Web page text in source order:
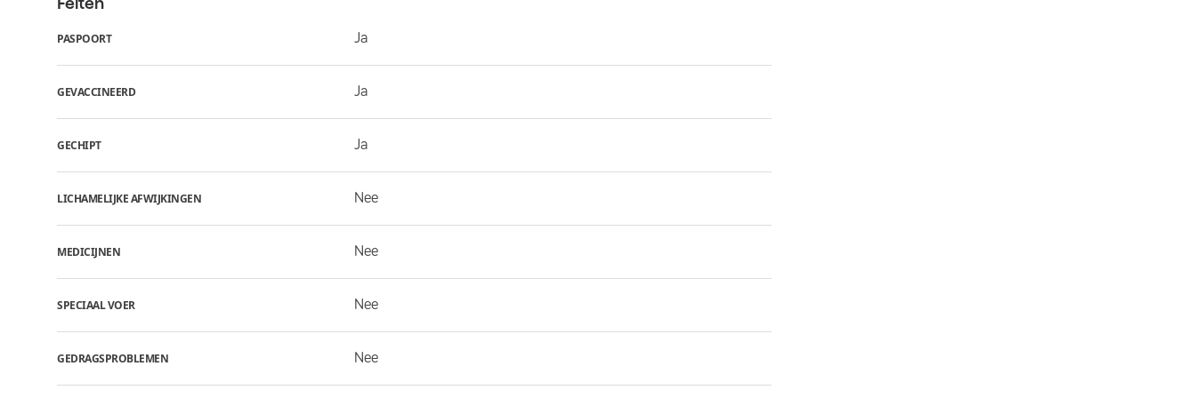
PASPOORT Ja
GEVACCINEERD Ja
GECHIPT Ja
LICHAMELIJKE AFWIJKINGEN Nee
MEDICIJNEN Nee
SPECIAAL VOER Nee
GEDRAGSPROBLEMEN Nee